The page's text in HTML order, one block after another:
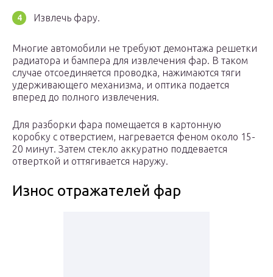
Извлечь фару.
Многие автомобили не требуют демонтажа решетки
радиатора и бампера для извлечения фар. В таком
случае отсоединяется проводка, нажимаются тяги
удерживающего механизма, и оптика подается
вперед до полного извлечения.
Для разборки фара помещается в картонную
коробку с отверстием, нагревается феном около 15-
20 минут. Затем стекло аккуратно поддевается
отверткой и оттягивается наружу.
Износ отражателей фар